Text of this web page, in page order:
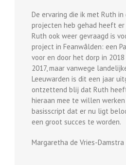
De ervaring die ik met Ruth
projecten heb gehad heeft
Ruth ook weer gevraagd is
project in Feanwâlden: een
voor en door het dorp in
2017, maar vanwege
Leeuwarden is dit een jaar
ontzettend blij dat Ruth
hieraan mee te willen
basisscript dat er nu ligt
een groot succes te worden.
Margaretha de Vries-Damstra